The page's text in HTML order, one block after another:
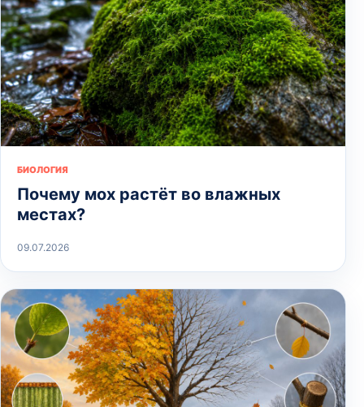
БИОЛОГИЯ
Почему мох растёт во влажных
местах?
09.07.2026